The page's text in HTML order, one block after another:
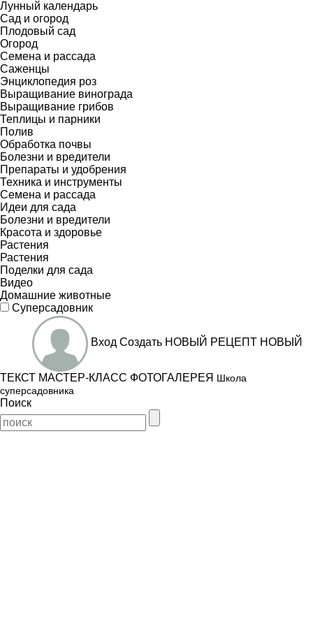
Лунный календарь
Сад и огород
Плодовый сад
Огород
Семена и рассада
Саженцы
Энциклопедия роз
Выращивание винограда
Выращивание грибов
Теплицы и парники
Полив
Обработка почвы
Болезни и вредители
Препараты и удобрения
Техника и инструменты
Семена и рассада
Идеи для сада
Болезни и вредители
Красота и здоровье
Растения
Растения
Поделки для сада
Видео
Домашние животные
Суперсадовник
Вход Создать НОВЫЙ РЕЦЕПТ НОВЫЙ
ТЕКСТ МАСТЕР-КЛАСС ФОТОГАЛЕРЕЯ Школа
суперсадовника
Поиск